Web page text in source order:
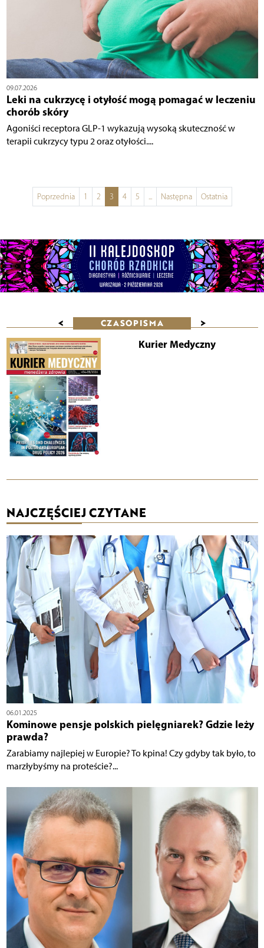
09.07.2026
Leki na cukrzycę i otyłość mogą pomagać w leczeniu
chorób skóry
Agoniści receptora GLP-1 wykazują wysoką skuteczność w
terapii cukrzycy typu 2 oraz otyłości....
Poprzednia 1 2 3 4 5 ... Następna Ostatnia
< CZASOPISMA >
Kurier Medyczny
NAJCZĘŚCIEJ CZYTANE
06.01.2025
Kominowe pensje polskich pielęgniarek? Gdzie leży
prawda?
Zarabiamy najlepiej w Europie? To kpina! Czy gdyby tak było, to
marzłybyśmy na proteście?...